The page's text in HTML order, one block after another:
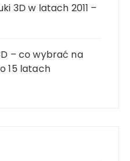
3D w latach 2011 –
– co wybrać na
15 latach